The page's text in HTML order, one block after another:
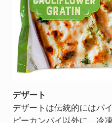
デザート
デザートは伝統的にはパ
ピーカンパイ以外に、冷